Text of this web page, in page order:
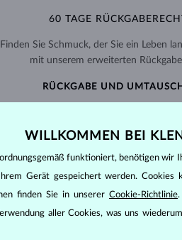
60 TAGE
Finden Sie Schmuck, der Sie ein Leben
mit unserem erweiterten
RÜCKGABE UND
DIAMANT
die grundsätzlichen Parameter
Einfluss auf den Preis eines
WILLKOMMEN BEI
funktioniert, benötigen wir
Gerät gespeichert werden. Cookies
finden Sie in unsererCookie-Richtlinie
aller Cookies, was uns